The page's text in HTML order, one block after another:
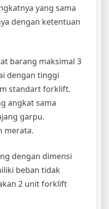
yang sama
dengan ketentuan
barang maksimal 3
dengan tinggi
standart forklift.
angkat sama
garpu.
merata.
dengan dimensi
beban tidak
2 unit forklift